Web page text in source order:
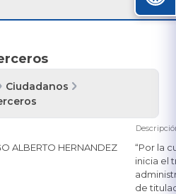
Ciudadanos
ALBERTO HERNANDEZ
“Por la
inicia el
de